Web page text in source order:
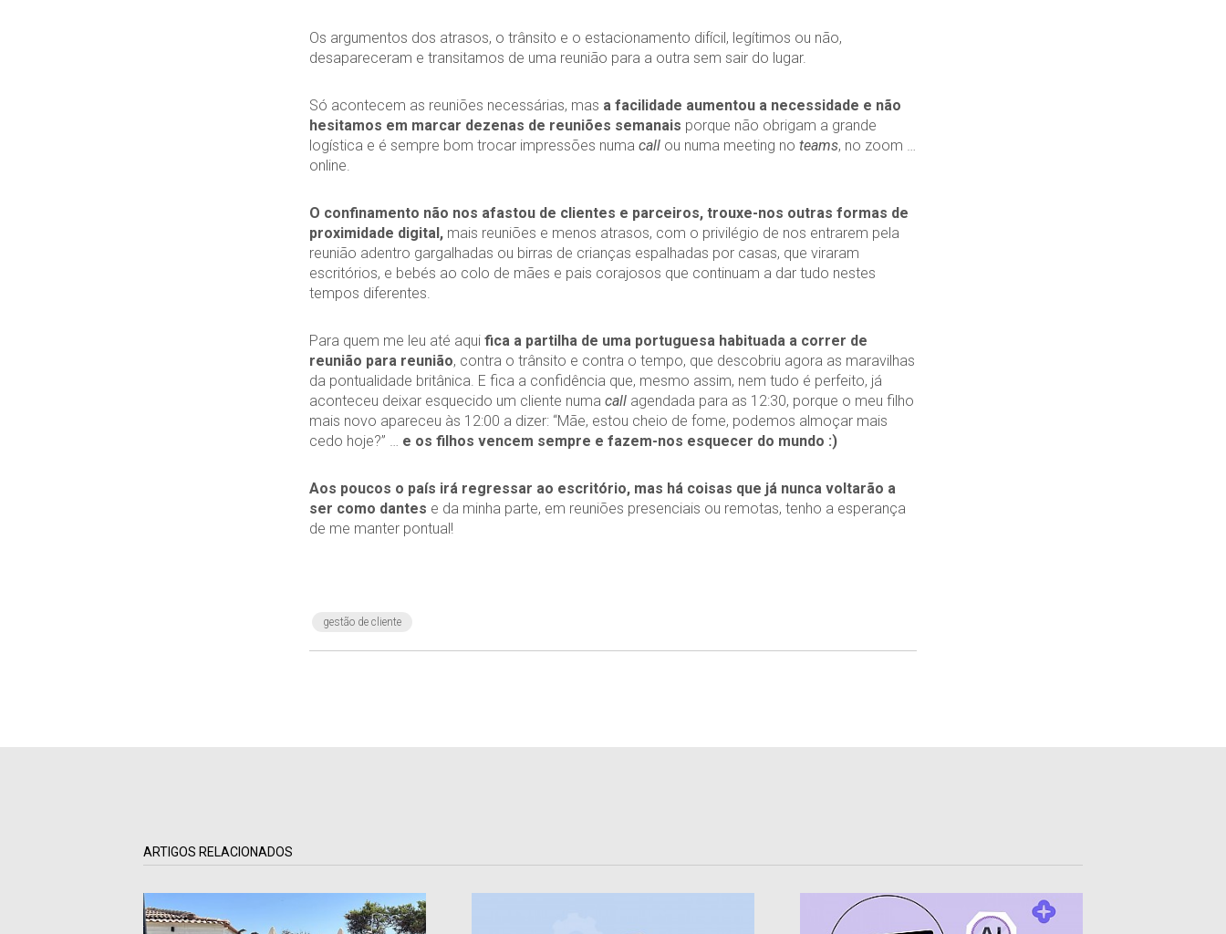
Os argumentos dos atrasos, o trânsito e o estacionamento difícil, legítimos ou não,
desapareceram e transitamos de uma reunião para a outra sem sair do lugar.
Só acontecem as reuniões necessárias, mas a facilidade aumentou a necessidade e não
hesitamos em marcar dezenas de reuniões semanais porque não obrigam a grande
logística e é sempre bom trocar impressões numa callou numa meeting no teams, no zoom …
online.
O confinamento não nos afastou de clientes e parceiros, trouxe-nos outras formas de
proximidade digital,mais reuniões e menos atrasos, com o privilégio de nos entrarem pela
reunião adentro gargalhadas ou birras de crianças espalhadas por casas, que viraram
escritórios, e bebés ao colo de mães e pais corajosos que continuam a dar tudo nestes
tempos diferentes.
Para quem me leu até aqui fica a partilha de uma portuguesa habituada a correr de
reunião para reunião, contra o trânsito e contra o tempo, que descobriu agora as maravilhas
da pontualidade britânica. E fica a confidência que, mesmo assim, nem tudo é perfeito, já
aconteceu deixar esquecido um cliente numa callagendada para as 12:30, porque o meu filho
mais novo apareceu às 12:00 a dizer: “Mãe, estou cheio de fome, podemos almoçar mais
cedo hoje?” … e os filhos vencem sempre e fazem-nos esquecer do mundo :)
Aos poucos o país irá regressar ao escritório, mas há coisas que já nunca voltarão a
ser como dantes e da minha parte, em reuniões presenciais ou remotas, tenho a esperança
de me manter pontual!
gestão de cliente
ARTIGOS RELACIONADOS